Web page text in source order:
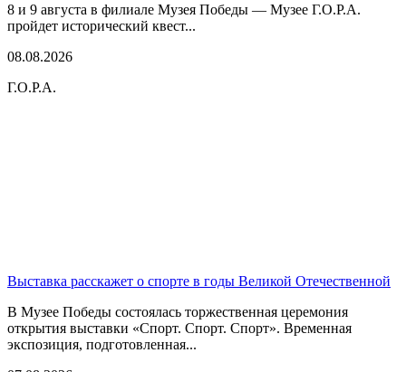
8 и 9 августа в филиале Музея Победы — Музее Г.О.Р.А.
пройдет исторический квест...
08.08.2026
Г.О.Р.А.
Выставка расскажет о спорте в годы Великой Отечественной
В Музее Победы состоялась торжественная церемония
открытия выставки «Спорт. Спорт. Спорт». Временная
экспозиция, подготовленная...